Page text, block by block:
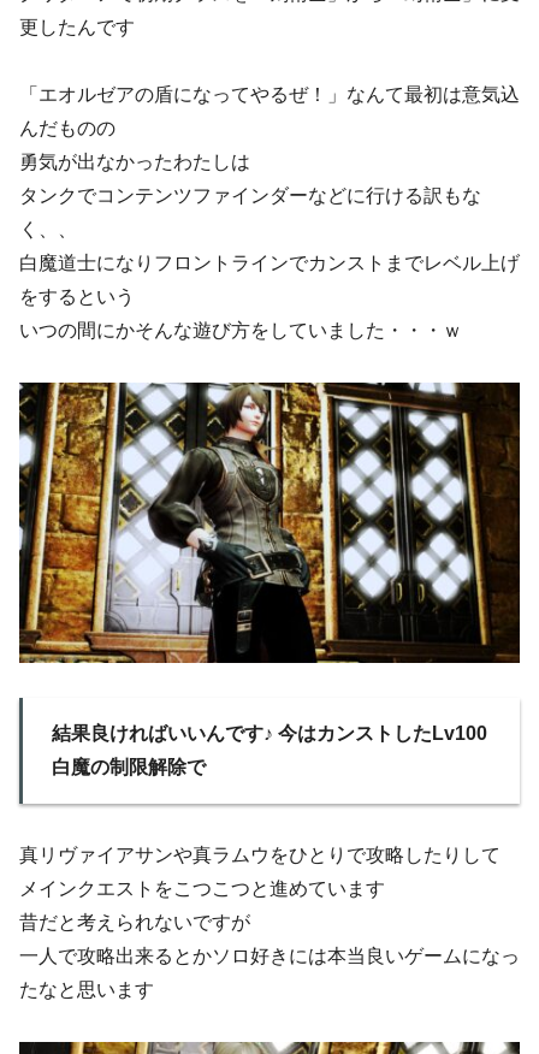
更したんです
「エオルゼアの盾になってやるぜ！」なんて最初は意気込
んだものの
勇気が出なかったわたしは
タンクでコンテンツファインダーなどに行ける訳もな
く、、
白魔道士になりフロントラインでカンストまでレベル上げ
をするという
いつの間にかそんな遊び方をしていました・・・ｗ
結果良ければいいんです♪ 今はカンストしたLv100
白魔の制限解除で
真リヴァイアサンや真ラムウをひとりで攻略したりして
メインクエストをこつこつと進めています
昔だと考えられないですが
一人で攻略出来るとかソロ好きには本当良いゲームになっ
たなと思います